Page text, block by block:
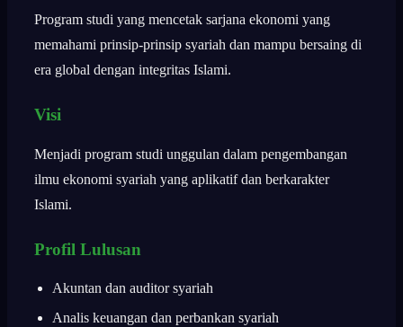
Program studi yang mencetak sarjana ekonomi yang
memahami prinsip-prinsip syariah dan mampu bersaing di
era global dengan integritas Islami.
Visi
Menjadi program studi unggulan dalam pengembangan
ilmu ekonomi syariah yang aplikatif dan berkarakter
Islami.
Profil Lulusan
Akuntan dan auditor syariah
Analis keuangan dan perbankan syariah